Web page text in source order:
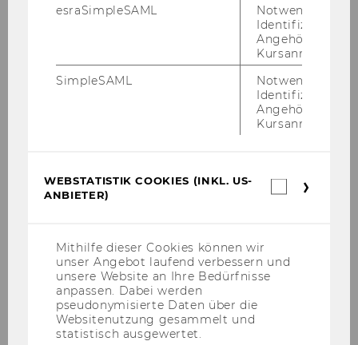
CONCORDIA Academia –
Ausbildungsprogramm
fair-finance – TestsiegerIn
VKI-Zeitschrift
Beratung, die wirkt
Freiwilligen-Management
Was wäre wenn…
Recht auf politische
Mitsprache
Kindernothilfe Österreich
stellt 50.000 Euro
esraSimpleSAML
Notwendig zur
Identifizierung
Angehörige/r für
Kursanmeldung.
SimpleSAML
Notwendig zur
Identifizierung
Angehörige/r für
Kursanmeldung.
WEBSTATISTIK COOKIES (INKL. US-
ANBIETER)
Mithilfe dieser Cookies können wir
unser Angebot laufend verbessern und
unsere Website an Ihre Bedürfnisse
anpassen. Dabei werden
pseudonymisierte Daten über die
Websitenutzung gesammelt und
statistisch ausgewertet.